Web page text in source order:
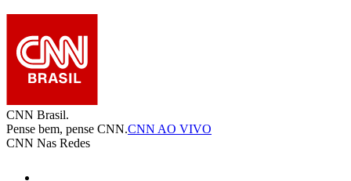
CNN Brasil.
Pense bem, pense CNN.CNN AO VIVO
CNN Nas Redes